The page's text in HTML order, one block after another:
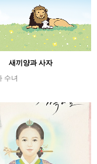
새끼양과 사자
수녀